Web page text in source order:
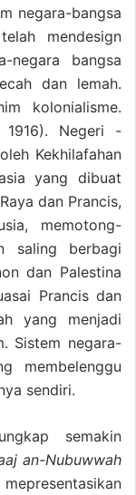
negara-bangsa
mendesign
negara bangsa
dan lemah.
kolonialisme.
1916). Negeri -
Kekhilafahan
yang dibuat
dan Prancis,
memotong-
saling berbagi
dan Palestina
Prancis dan
yang menjadi
Sistem negara-
membelenggu
sendiri.
semakin
an-Nubuwwah